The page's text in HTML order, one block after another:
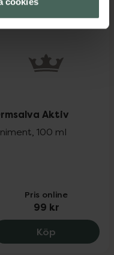
HV-4021-E4W, 999
Aktiv
100 ml
Pris online
99 kr
Köp Ormsalva